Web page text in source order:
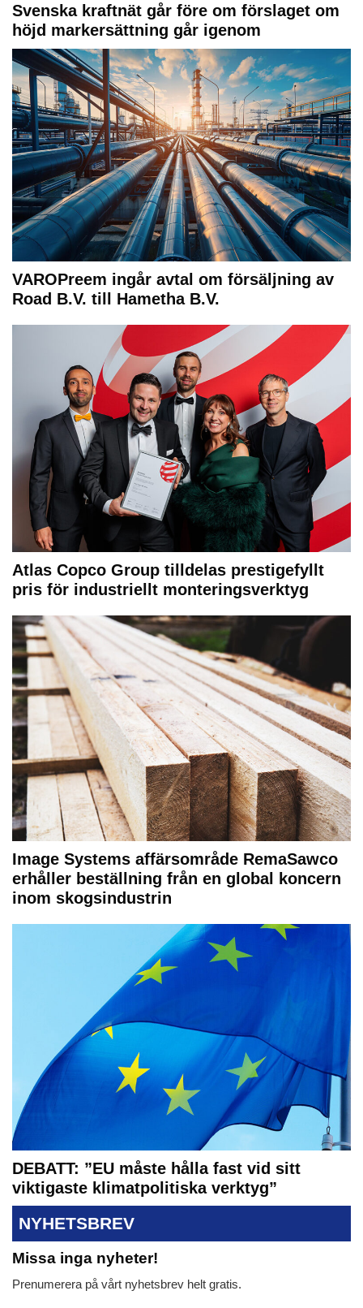
Svenska kraftnät går före om förslaget om
höjd markersättning går igenom
VAROPreem ingår avtal om försäljning av
Road B.V. till Hametha B.V.
Atlas Copco Group tilldelas prestigefyllt
pris för industriellt monteringsverktyg
Image Systems affärsområde RemaSawco
erhåller beställning från en global koncern
inom skogsindustrin
DEBATT: ”EU måste hålla fast vid sitt
viktigaste klimatpolitiska verktyg”
NYHETSBREV
Missa inga nyheter!
Prenumerera på vårt nyhetsbrev helt gratis.